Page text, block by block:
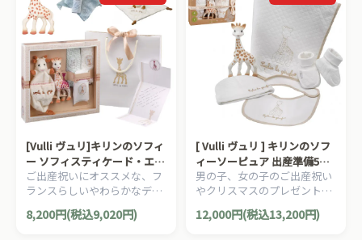
[Vulli ヴュリ]キリンのソフィ
ー ソフィスティケード・エレ
ガンスセット
ご出産祝いにオススメな、フ
ランスらしいやわらかなデザ
インのしっかりとしたキリン
のソフィーのギフトボックス
8,200円(税込9,020円)
[ Vulli ヴュリ ] キリンのソフ
ィーソーピュア 出産準備5点
セット
男の子、女の子のご出産祝い
やクリスマスのプレゼント、
1歳の誕生日プレゼントにオ
ススメな、フランスらしいデ
12,000円(税込13,200円)